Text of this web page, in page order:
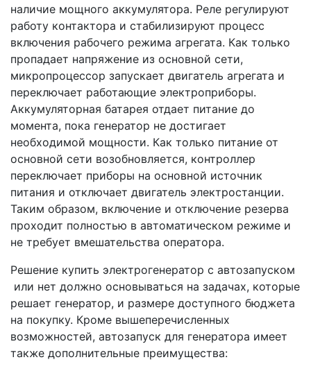
наличие мощного аккумулятора. Реле регулируют
работу контактора и стабилизируют процесс
включения рабочего режима агрегата. Как только
пропадает напряжение из основной сети,
микропроцессор запускает двигатель агрегата и
переключает работающие электроприборы.
Аккумуляторная батарея отдает питание до
момента, пока генератор не достигает
необходимой мощности. Как только питание от
основной сети возобновляется, контроллер
переключает приборы на основной источник
питания и отключает двигатель электростанции.
Таким образом, включение и отключение резерва
проходит полностью в автоматическом режиме и
не требует вмешательства оператора.
Решение купить электрогенератор с автозапуском
или нет должно основываться на задачах, которые
решает генератор, и размере доступного бюджета
на покупку. Кроме вышеперечисленных
возможностей, автозапуск для генератора имеет
также дополнительные преимущества: